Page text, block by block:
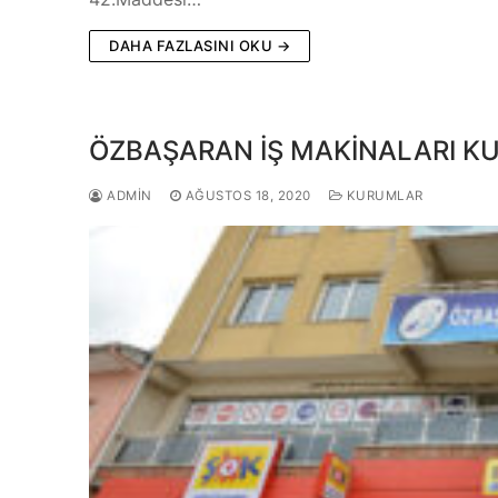
DAHA FAZLASINI OKU →
ÖZBAŞARAN İŞ MAKİNALARI
ADMIN AĞUSTOS 18, 2020 KURUMLAR